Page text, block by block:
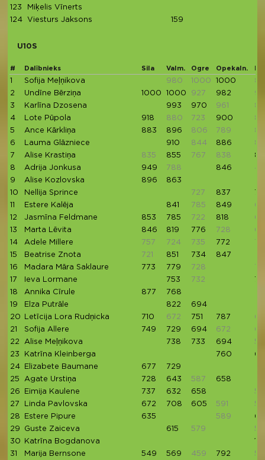
123
Miķelis Vīnerts
124
Viesturs Jaksons 159
U10S
# Dalībnieks Sila Valm. Ogre Opekaln.
1 Sofija Meļņikova 980 1000 1000
2
Undīne Bērziņa 1000 1000 927 982
3
Karlīna Dzosena 993 970 961
4
Lote Pūpola 918 880 723 900
5
Ance Kārkliņa 883 896 806 789
6
Lauma Glāzniece 910 844 886
7
Alise Krastiņa 835 855 767 838
8
Adrija Jonkusa 949 788 846
9
Alise Kozlovska 896
863
10
Nellija Sprince 727 837
11
Estere Kalēja 841 785 849
12
Jasmīna Feldmane 853 785 722 818
13
Marta Lēvita 846 819 776 728
14
Adele Millere 757 724 735 772
15
Beatrise Znota 721 851 734
847
16
Madara Māra Saklaure 773 779 728
17
Ieva Lormane 753 732
18
Annika Cīrule 877
768
19
Elza Putrāle 822
694
20
Letīcija Lora Rudņicka 710 672 751 787
21
Sofija Allere 749 729 694 672
22
Alise Meļņikova 738 733 694
23
Katrīna Kleinberga 760
24
Elizabete Baumane 677
729
25
Agate Urstiņa 728 643 587
658
26
Eimija Kaulene 737 632 658
27
Linda Pavlovska 672 708 605 591
28
Estere Pipure 635 589
29
Guste Zaiceva 615 579
30
Katrīna Bogdanova
31
Marija Bernsone 549 569 459 792